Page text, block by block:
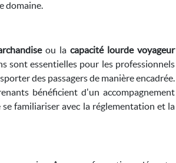
domaine.
ou la capacité lourde voyageur
sont essentielles pour les professionnels
des passagers de manière encadrée.
bénéficient d'un accompagnement
familiariser avec la réglementation et la